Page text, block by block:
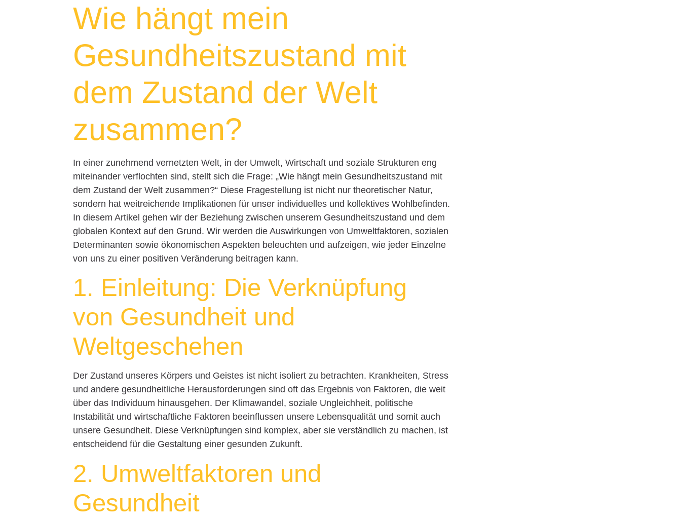
Wie hängt mein
Gesundheitszustand mit
dem Zustand der Welt
zusammen?
In einer zunehmend vernetzten Welt, in der Umwelt, Wirtschaft und soziale Strukturen eng
miteinander verflochten sind, stellt sich die Frage: „Wie hängt mein Gesundheitszustand mit
dem Zustand der Welt zusammen?“ Diese Fragestellung ist nicht nur theoretischer Natur,
sondern hat weitreichende Implikationen für unser individuelles und kollektives Wohlbefinden.
In diesem Artikel gehen wir der Beziehung zwischen unserem Gesundheitszustand und dem
globalen Kontext auf den Grund. Wir werden die Auswirkungen von Umweltfaktoren, sozialen
Determinanten sowie ökonomischen Aspekten beleuchten und aufzeigen, wie jeder Einzelne
von uns zu einer positiven Veränderung beitragen kann.
1. Einleitung: Die Verknüpfung
von Gesundheit und
Weltgeschehen
Der Zustand unseres Körpers und Geistes ist nicht isoliert zu betrachten. Krankheiten, Stress
und andere gesundheitliche Herausforderungen sind oft das Ergebnis von Faktoren, die weit
über das Individuum hinausgehen. Der Klimawandel, soziale Ungleichheit, politische
Instabilität und wirtschaftliche Faktoren beeinflussen unsere Lebensqualität und somit auch
unsere Gesundheit. Diese Verknüpfungen sind komplex, aber sie verständlich zu machen, ist
entscheidend für die Gestaltung einer gesunden Zukunft.
2. Umweltfaktoren und
Gesundheit